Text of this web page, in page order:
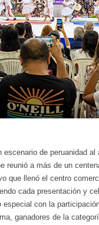
de peruanidad
reunió a más de un
que llenó el centro
cada presentación y
con la
ganadores de la